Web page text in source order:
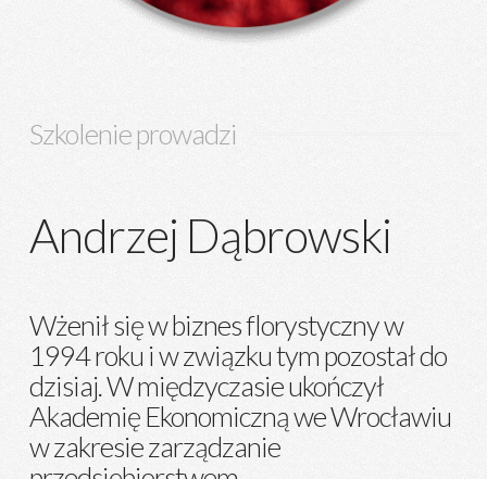
Szkolenie prowadzi
Andrzej Dąbrowski
Wżenił się w biznes florystyczny w
1994 roku i w związku tym pozostał do
dzisiaj. W międzyczasie ukończył
Akademię Ekonomiczną we Wrocławiu
w zakresie zarządzanie